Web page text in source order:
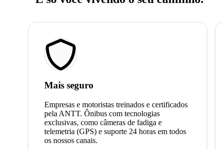
Mais seguro
Empresas e motoristas treinados e certificados
pela ANTT. Ônibus com tecnologias
exclusivas, como câmeras de fadiga e
telemetria (GPS) e suporte 24 horas em todos
os nossos canais.